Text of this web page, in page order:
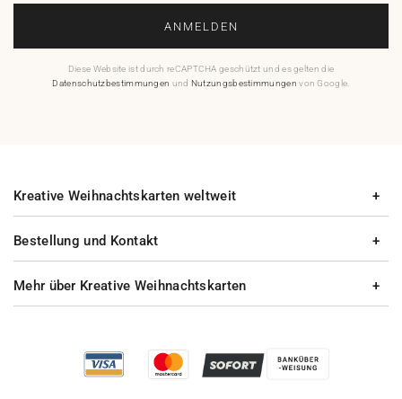
ANMELDEN
Diese Website ist durch reCAPTCHA geschützt und es gelten die
Datenschutzbestimmungen und Nutzungsbestimmungen von Google.
Bestellung und Kontakt
Mehr über Kreative Weihnachtskarten
Kreative Weihnachtskarten weltweit